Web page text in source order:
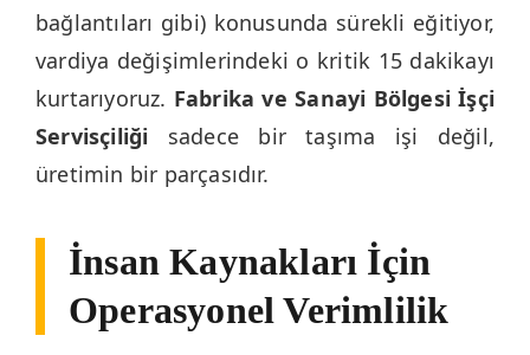
bağlantıları gibi) konusunda sürekli eğitiyor,
vardiya değişimlerindeki o kritik 15 dakikayı
kurtarıyoruz. Fabrika ve Sanayi Bölgesi İşçi
Servisçiliği sadece bir taşıma işi değil,
üretimin bir parçasıdır.
İnsan Kaynakları İçin
Operasyonel Verimlilik